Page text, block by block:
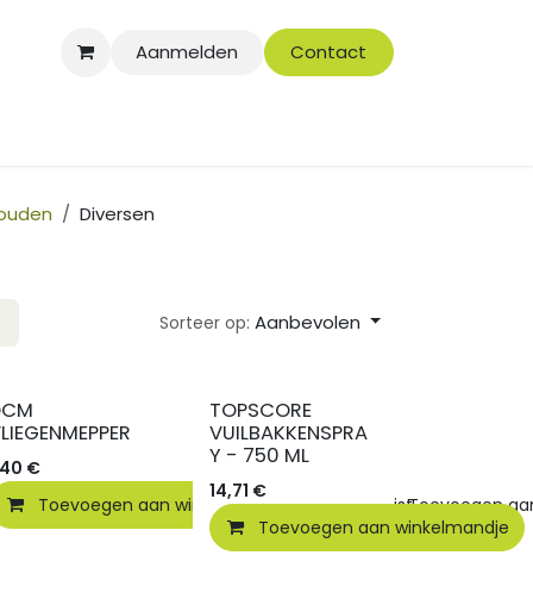
Aanmelden Contact
Diversen
Sorteer op: Aanbevolen
Toevoegen aan verlanglijst
€
Toevoegen aan winkelmandje
Toevoegen
TOPSCORE
VUILBAKKENSPRA
Y - 750 ML
14,71 €
Toevoegen aan winkelmandje